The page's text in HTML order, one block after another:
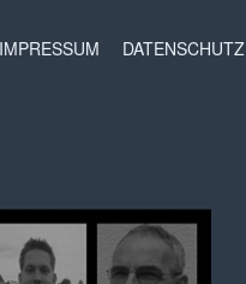
IMPRESSUM DATENSCHUTZ